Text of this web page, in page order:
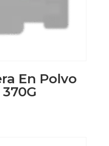
En Polvo